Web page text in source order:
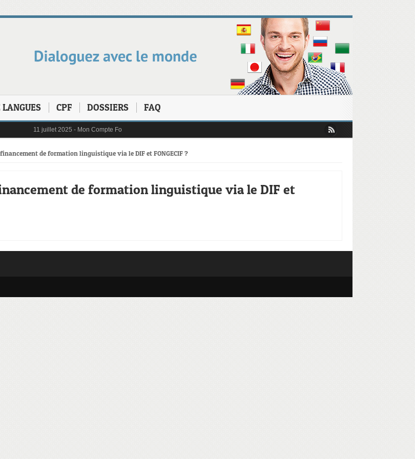
LANGUES CPF DOSSIERS FAQ
11 juillet 2025 - Mon Compte Formation (CPF) en 2025 : Les Chiffres Révèlent les Tendances Clés !
6 janvier 2025 -Au 1er janvier 2025, le reste à charge pour mobiliser votre CPF augmente
21 octobre 2024 -L’importance cruciale de la formation professionnelle en Europe : ce que révèle le rapport Draghi
de formation linguistique via le DIF et FONGECIF ?
de formation linguistique via le DIF et